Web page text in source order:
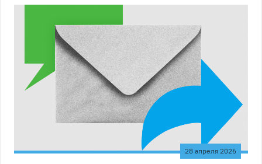
28 апреля 2026